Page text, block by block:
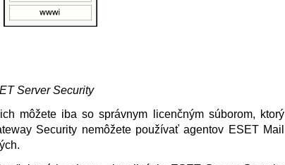
Server Security
môžete iba so správnym licenčným súborom, ktorý
Security nemôžete používať agentov ESET Mail